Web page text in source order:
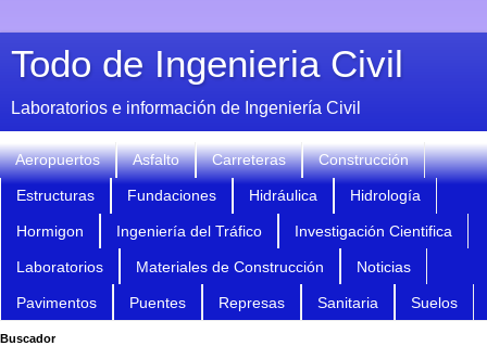
Todo de Ingenieria Civil
Laboratorios e información de Ingeniería Civil
Aeropuertos Asfalto Carreteras Construcción
Estructuras Fundaciones Hidráulica Hidrología
Hormigon Ingeniería del Tráfico Investigación Cientifica
Laboratorios Materiales de Construcción Noticias
Pavimentos Puentes Represas Sanitaria Suelos
Buscador